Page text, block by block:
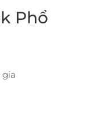
Phổ
gia